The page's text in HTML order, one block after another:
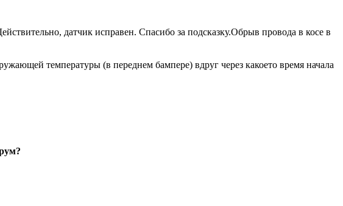
датчик исправен. Спасибо за подсказку.Обрыв провода в косе в
температуры (в переднем бампере) вдруг через какоето время начала